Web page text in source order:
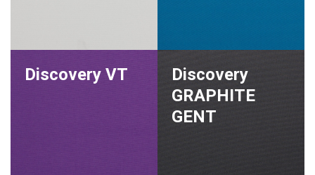
Discovery VT
Discovery
GRAPHITE
GENT